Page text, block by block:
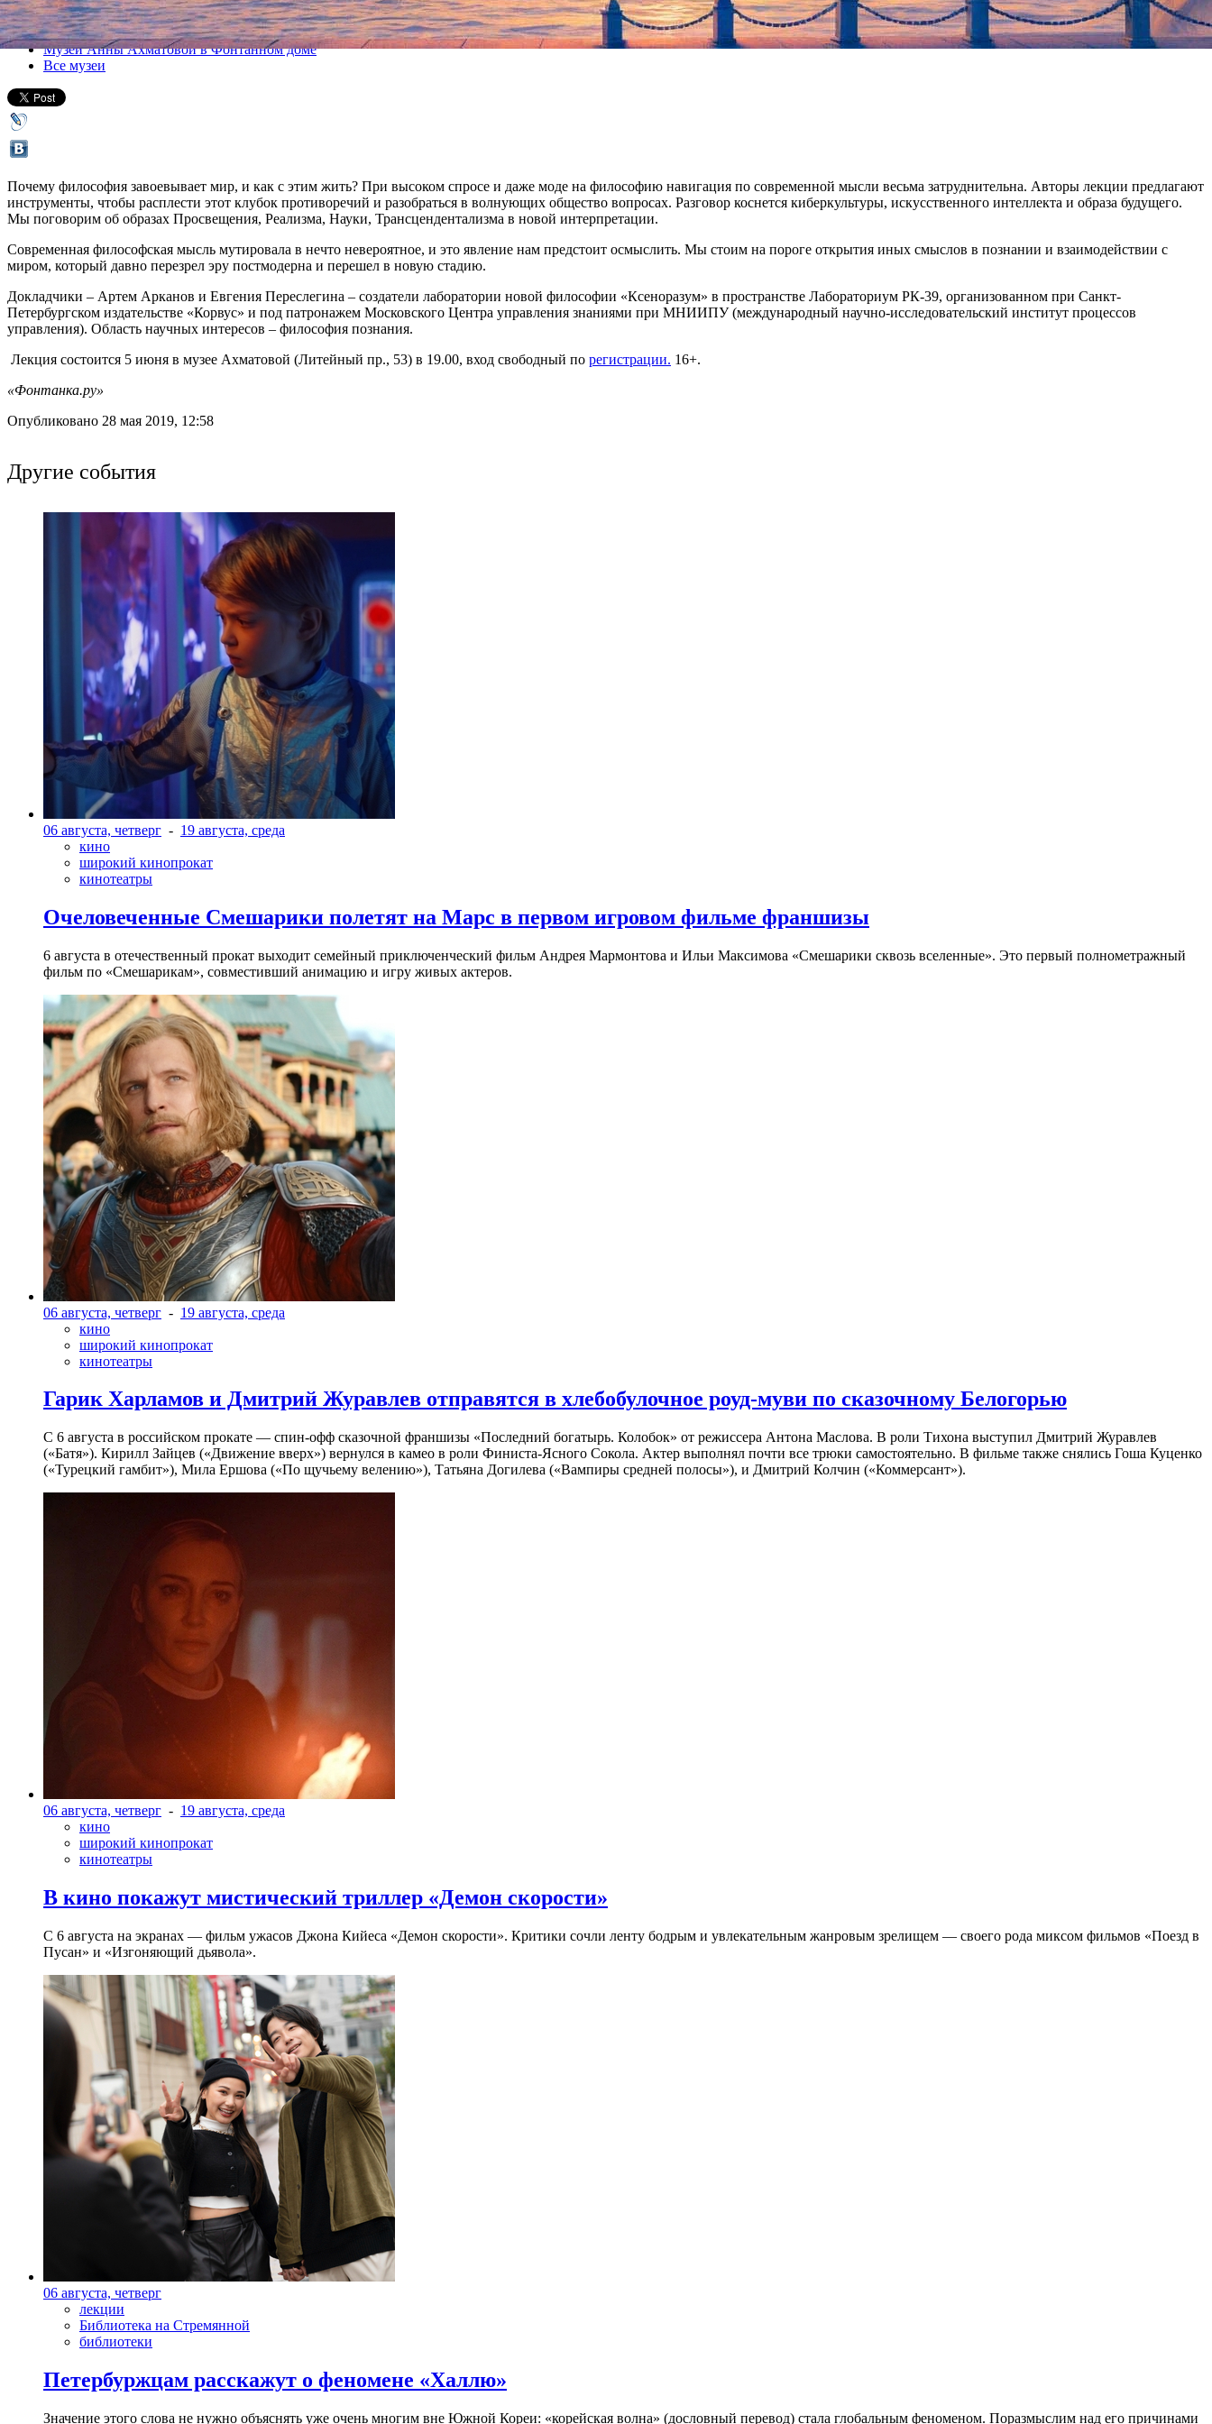
Все лекции
Музей Анны Ахматовой в Фонтанном доме
Все музеи
Почему философия завоевывает мир, и как с этим жить? При высоком спросе и даже моде на философию навигация по современной мысли весьма затруднительна. Авторы лекции предлагают
инструменты, чтобы расплести этот клубок противоречий и разобраться в волнующих общество вопросах. Разговор коснется киберкультуры, искусственного интеллекта и образа будущего.
Мы поговорим об образах Просвещения, Реализма, Науки, Трансцендентализма в новой интерпретации.
Современная философская мысль мутировала в нечто невероятное, и это явление нам предстоит осмыслить. Мы стоим на пороге открытия иных смыслов в познании и взаимодействии с
миром, который давно перезрел эру постмодерна и перешел в новую стадию.
Докладчики – Артем Арканов и Евгения Переслегина – создатели лаборатории новой философии «Ксеноразум» в пространстве Лабораториум РК-39, организованном при Санкт-
Петербургском издательстве «Корвус» и под патронажем Московского Центра управления знаниями при МНИИПУ (международный научно-исследовательский институт процессов
управления). Область научных интересов – философия познания.
Лекция состоится 5 июня в музее Ахматовой (Литейный пр., 53) в 19.00, вход свободный по регистрации. 16+.
«Фонтанка.ру»
Опубликовано 28 мая 2019, 12:58
Другие события
06 августа, четверг - 19 августа, среда
кино
широкий кинопрокат
кинотеатры
Очеловеченные Смешарики полетят на Марс в первом игровом фильме франшизы
6 августа в отечественный прокат выходит семейный приключенческий фильм Андрея Мармонтова и Ильи Максимова «Смешарики сквозь вселенные». Это первый полнометражный
фильм по «Смешарикам», совместивший анимацию и игру живых актеров.
06 августа, четверг - 19 августа, среда
кино
широкий кинопрокат
кинотеатры
Гарик Харламов и Дмитрий Журавлев отправятся в хлебобулочное роуд-муви по сказочному Белогорью
С 6 августа в российском прокате — спин-офф сказочной франшизы «Последний богатырь. Колобок» от режиссера Антона Маслова. В роли Тихона выступил Дмитрий Журавлев
(«Батя»). Кирилл Зайцев («Движение вверх») вернулся в камео в роли Финиста-Ясного Сокола. Актер выполнял почти все трюки самостоятельно. В фильме также снялись Гоша Куценко
(«Турецкий гамбит»), Мила Ершова («По щучьему велению»), Татьяна Догилева («Вампиры средней полосы»), и Дмитрий Колчин («Коммерсант»).
06 августа, четверг - 19 августа, среда
кино
широкий кинопрокат
кинотеатры
В кино покажут мистический триллер «Демон скорости»
С 6 августа на экранах — фильм ужасов Джона Кийеса «Демон скорости». Критики сочли ленту бодрым и увлекательным жанровым зрелищeм — своего рода миксом фильмов «Поезд в
Пусан» и «Изгоняющий дьявола».
06 августа, четверг
лекции
Библиотека на Стремянной
библиотеки
Петербуржцам расскажут о феномене «Халлю»
Значение этого слова не нужно объяснять уже очень многим вне Южной Кореи: «корейская волна» (дословный перевод) стала глобальным феноменом. Поразмыслим над его причинами